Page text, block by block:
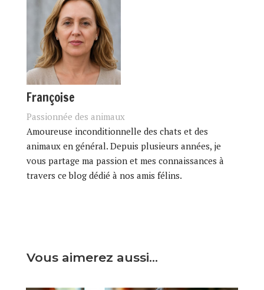
Françoise
Passionnée des animaux
Amoureuse inconditionnelle des chats et des
animaux en général. Depuis plusieurs années, je
vous partage ma passion et mes connaissances à
travers ce blog dédié à nos amis félins.
Vous aimerez aussi…